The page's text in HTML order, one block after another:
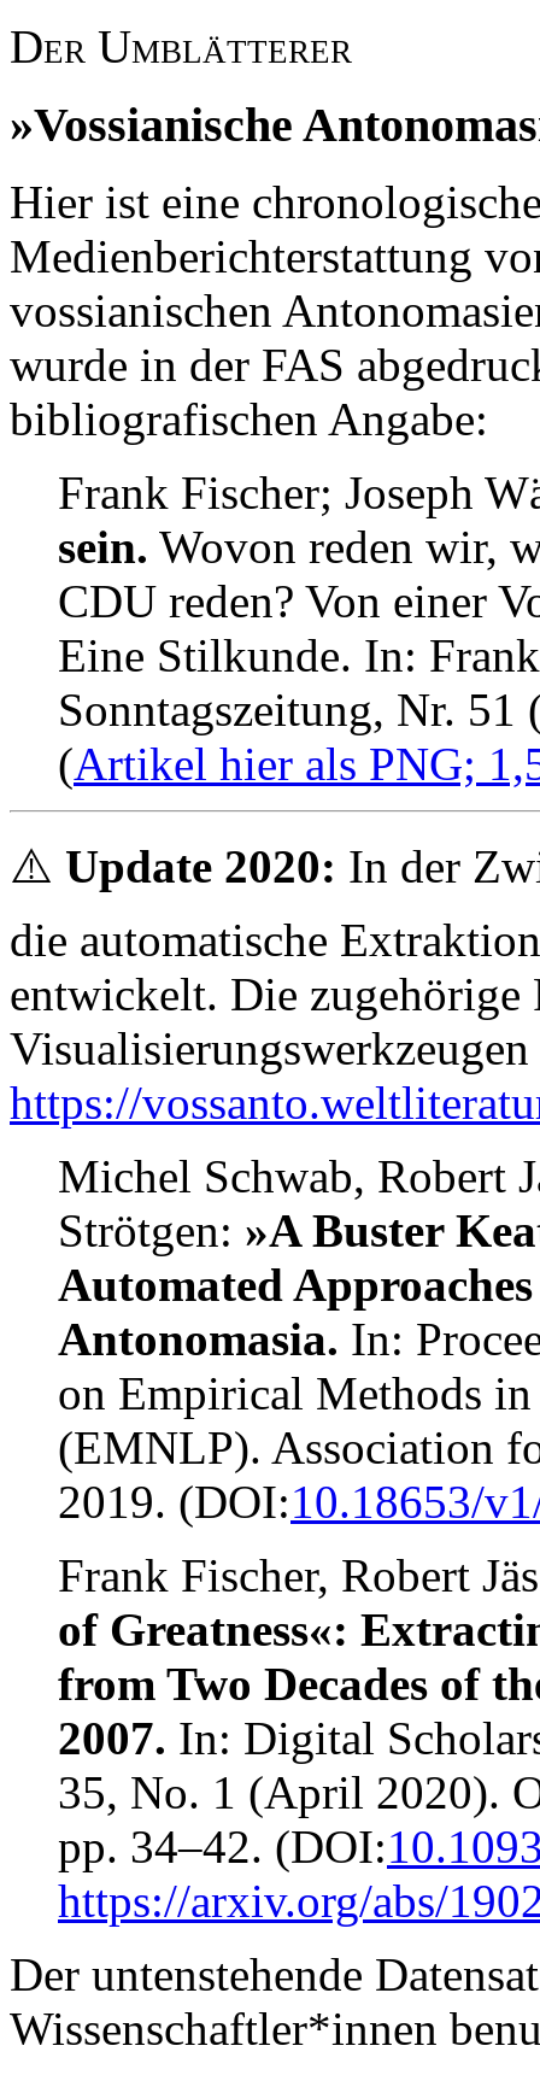
Der Umblätterer
»Vossianische
Hier ist eine
Medienberichterstattung
vossianischen
wurde in der FAS
bibliografischen Angabe:
Frank Fischer; Joseph
sein. Wovon reden wir,
CDU reden? Von einer
Eine Stilkunde. In:
Sonntagszeitung, Nr. 51
(Artikel hier als PNG;
⚠️ Update 2020: In der
die automatische
entwickelt. Die
https://
Michel Schwab, Robert
Strötgen: »A Buster
Automated
Antonomasia. In:
on Empirical Methods
(EMNLP). Association
2019. (DOI:10.18653/
Frank Fischer, Robert
of Greatness«:
from Two Decades of
2007. In: Digital
35, No. 1 (April 2020).
pp. 34–42. (DOI:
https://arxiv.org/abs/
Der untenstehende
Wissenschaftler*innen